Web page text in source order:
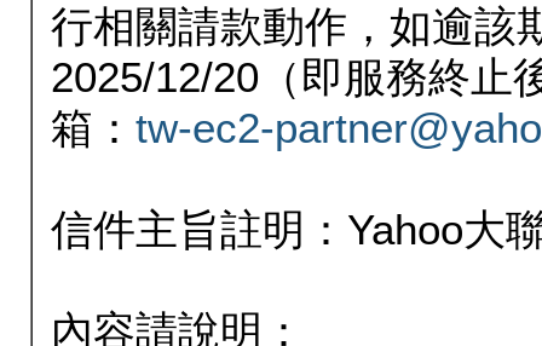
行相關請款動作，如逾該
2025/12/20（即服務終止
箱： tw-ec2-
信件主旨註明：Yahoo大
內容請說明：